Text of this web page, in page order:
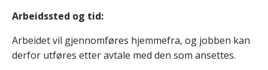
Arbeidssted og tid:
Arbeidet vil gjennomføres hjemmefra, og jobben kan
derfor utføres etter avtale med den som ansettes.